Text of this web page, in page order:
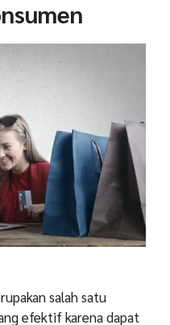
salah satu
efektif karena dapat